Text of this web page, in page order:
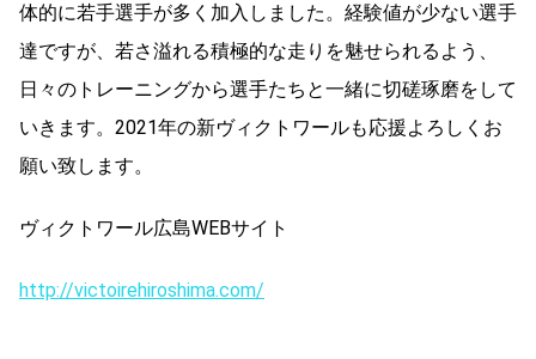
体的に若手選手が多く加入しました。経験値が少ない選手
達ですが、若さ溢れる積極的な走りを魅せられるよう、
日々のトレーニングから選手たちと一緒に切磋琢磨をして
いきます。2021年の新ヴィクトワールも応援よろしくお
願い致します。
ヴィクトワール広島WEBサイト
http://victoirehiroshima.com/